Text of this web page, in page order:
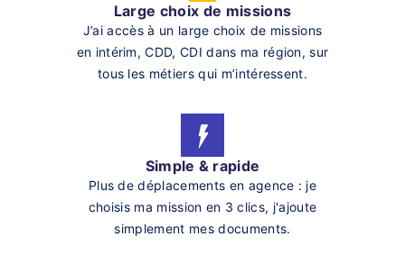
Large choix de missions
J’ai accès à un large choix de missions
en intérim, CDD, CDI dans ma région, sur
tous les métiers qui m’intéressent.
Simple & rapide
Plus de déplacements en agence : je
choisis ma mission en 3 clics, j'ajoute
simplement mes documents.